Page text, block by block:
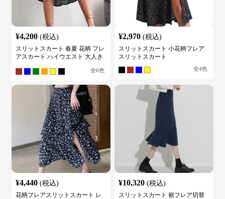
¥4,200 (税込)
スリットスカート 春夏 花柄 フレ
アスカート ハイウエスト 大人き
全6色
¥2,970 (税込)
スリットスカート 小花柄フレア
スリットスカート
全4色
¥4,440 (税込)
花柄フレアスリットスカート レ
¥10,320 (税込)
スリットスカート 裾フレア切替